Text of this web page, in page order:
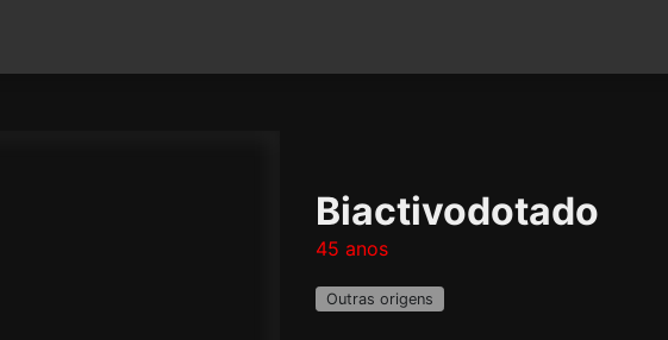
Biactivodotado
45 anos
Outras origens